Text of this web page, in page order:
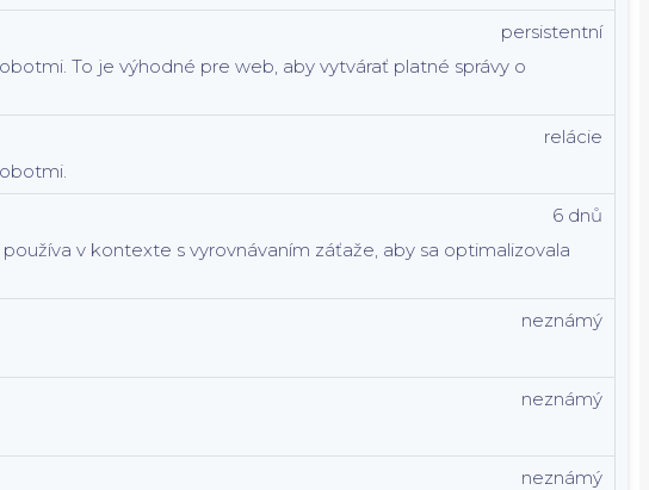
To je výhodné pre web, aby vytvárať platné správy o
persistentní
relácie
v kontexte s vyrovnávaním záťaže, aby sa optimalizovala
6 dnů
neznámý
neznámý
neznámý